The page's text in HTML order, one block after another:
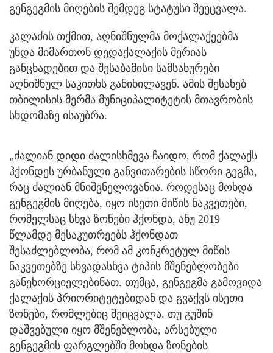
გენგეგმის მიღების შემდეგ სტატუსი შეეცვალა.
კალაძის თქმით, აღნიშნულმა მოქალაქეებმა
უნდა მიმართონ დედაქალაქის მერიას
განცხადებით და შესაბამისი სამსახურები
აღნიშნულ საკითხს განიხილავენ. ამის შესახებ
თბილისის მერმა მუნიციპალიტეტის მთავრობის
სხდომაზე ისაუბრა.
„ძალიან დიდი ძალისხმევა ჩაიდო, რომ ქალაქს
ჰქონდეს ურბანული განვითარების სწორი გეგმა,
რაც ძალიან მნიშვნელოვანია. როდესაც მოხდა
გენგეგმის მიღება, იყო ისეთი მიწის ნაკვეთები,
რომელსაც სხვა ზონები ჰქონდა, ანუ 2019
წლამდე მესაკუთრეებს ჰქონდათ
შესაძლებლობა, რომ ამ კონკრეტულ მიწის
ნაკვეთებზე სხვადასხვა ტიპის მშენებლობები
განეხორციელებინათ. თუმცა, გენგეგმა გამოვიდა
ქალაქის პრიორიტეტებიდან და გვაქვს ისეთი
ზონები, რომლებიც შეიცვალა. თუ გუშინ
დაშვებული იყო მშენებლობა, არსებული
გენგეგმის ფარგლებში მოხდა ზონების